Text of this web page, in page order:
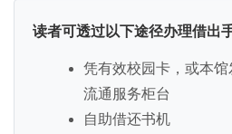
读者可透过以下途径办理借出
凭有效校园卡，或本
流通服务柜台
自助借还书机